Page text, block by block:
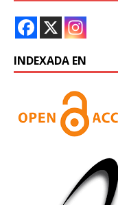
INDEXADA EN